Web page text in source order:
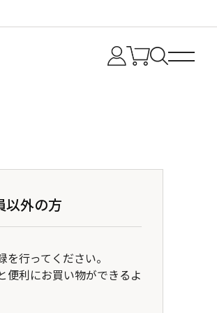
以外の方
行ってください。
便利にお買い物ができるよ